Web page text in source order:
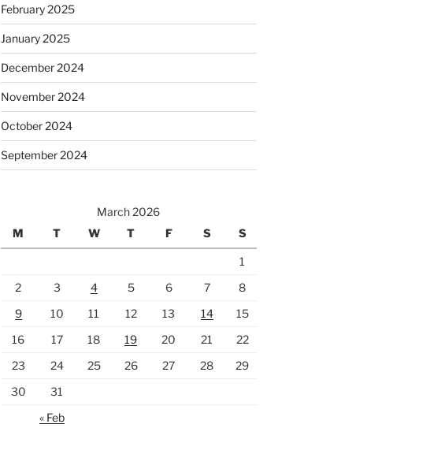
February 2025
January 2025
December 2024
November 2024
October 2024
September 2024
March 2026
M
T W T F S S
1
2
3 4 5 6 7
8
9
10 11 12 13 14
15
16
17 18 19 20 21
22
23
24 25 26 27 28
29
30
31
« Feb